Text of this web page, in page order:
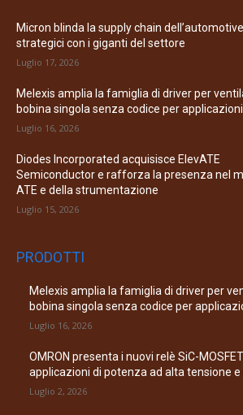
Micron blinda la supply chain
strategici con i giganti del settore
Luglio 17, 2026
Melexis amplia la famiglia di driver per
bobina singola senza codice per applicazioni
Luglio 16, 2026
Diodes Incorporated acquisisce ElevATE
Semiconductor e rafforza la presenza nel
ATE e della strumentazione
Luglio 15, 2026
PRODOTTI
Melexis amplia la famiglia di driver per
bobina singola senza codice per
Luglio 16, 2026
OMRON presenta i nuovi relè SiC-
applicazioni di potenza ad alta tensione
Luglio 2, 2026